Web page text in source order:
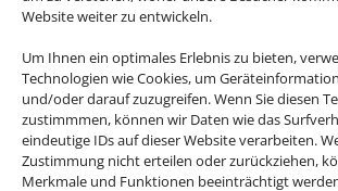
Website weiter zu entwickeln.
Um Ihnen ein optimales Erlebnis zu bieten,
Technologien wie Cookies, um
und/oder darauf zuzugreifen. Wenn Sie diesen
zustimmmen, können wir Daten wie das
eindeutige IDs auf dieser Website verarbeiten.
Zustimmung nicht erteilen oder zurückziehen,
Merkmale und Funktionen beeinträchtigt
entdecken auf der Welt und mit
Rundreiseangebote erleben
Traumdestinationen in ihrer